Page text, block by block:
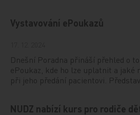
Vystavování ePoukazů
Dnešní Poradna přináší přehled o
ePoukaz, kde ho lze uplatnit a jaké
při jeho předání pacientovi.
NUDZ nabízí kurs pro rodiče